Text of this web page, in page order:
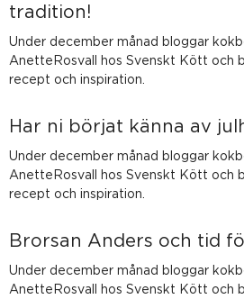
tradition!
Under december månad bloggar
AnetteRosvall hos Svenskt Kött och
recept och inspiration.
Har ni börjat känna av
Under december månad bloggar
AnetteRosvall hos Svenskt Kött och
recept och inspiration.
Brorsan Anders och tid
Under december månad bloggar
AnetteRosvall hos Svenskt Kött och